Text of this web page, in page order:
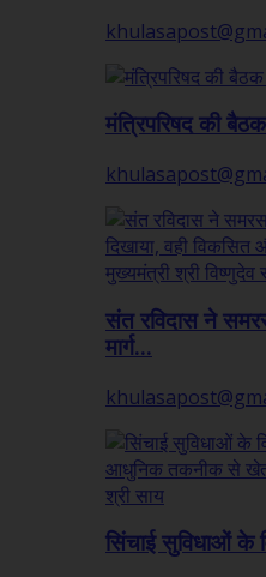
मंत्रिपरिषद की
संत रविदास ने
मार्ग...
सिंचाई सुविधाओं के